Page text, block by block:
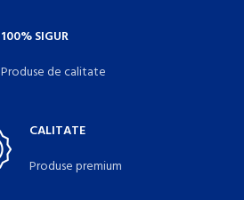
100% SIGUR
Produse de calitate
CALITATE
Produse premium